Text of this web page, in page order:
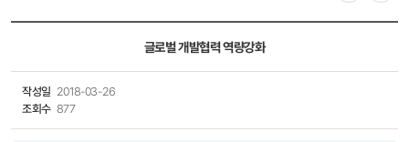
글로벌 개발협력 역량강화
작성일 2018-03-26
조회수 877